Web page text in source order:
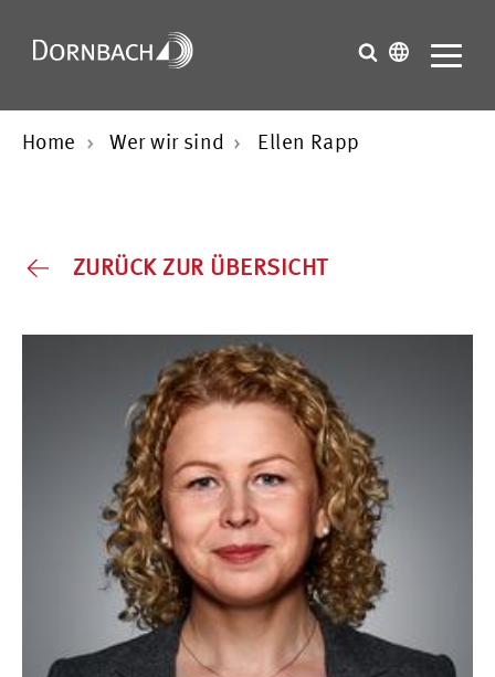
Home Wer wir sind Ellen Rapp
ZURÜCK ZUR ÜBERSICHT